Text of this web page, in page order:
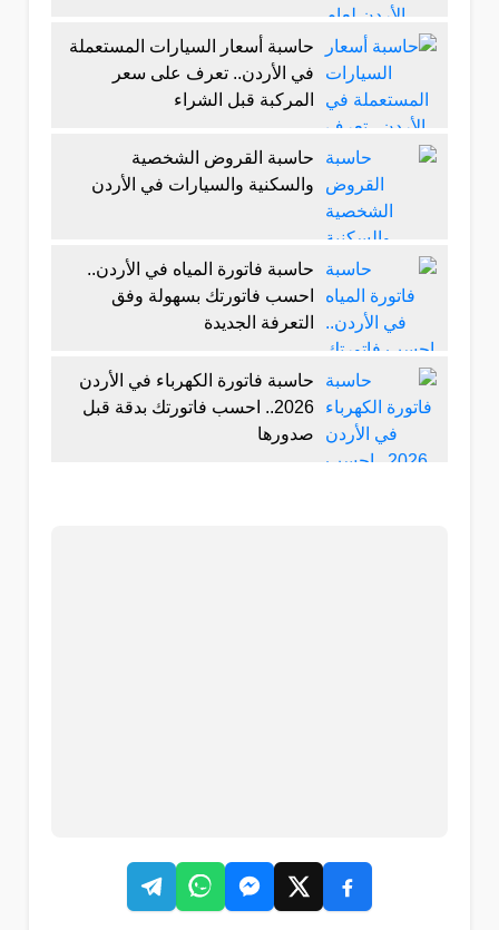
حاسبة أسعار السيارات المستعملة
في الأردن.. تعرف على سعر
المركبة قبل الشراء
حاسبة القروض الشخصية
والسكنية والسيارات في الأردن
حاسبة فاتورة المياه في الأردن..
احسب فاتورتك بسهولة وفق
التعرفة الجديدة
حاسبة فاتورة الكهرباء في الأردن
2026.. احسب فاتورتك بدقة قبل
صدورها